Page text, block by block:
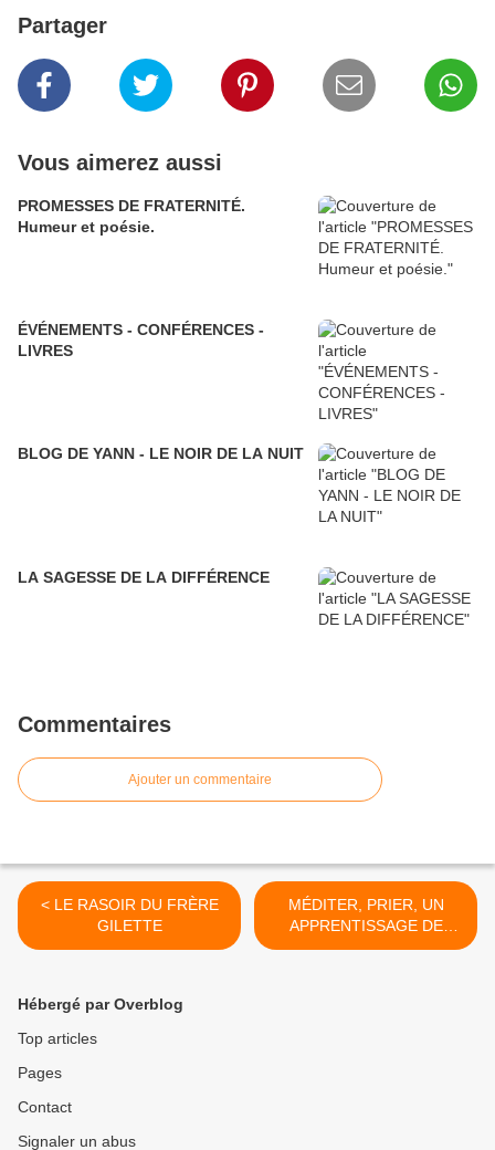
Partager
Vous aimerez aussi
PROMESSES DE FRATERNITÉ.
Humeur et poésie.
ÉVÉNEMENTS - CONFÉRENCES -
LIVRES
BLOG DE YANN - LE NOIR DE LA NUIT
LA SAGESSE DE LA DIFFÉRENCE
Commentaires
Ajouter un commentaire
< LE RASOIR DU FRÈRE
GILETTE
MÉDITER, PRIER, UN
APPRENTISSAGE DE
L'HUMILITÉ >
Hébergé par Overblog
Top articles
Pages
Contact
Signaler un abus